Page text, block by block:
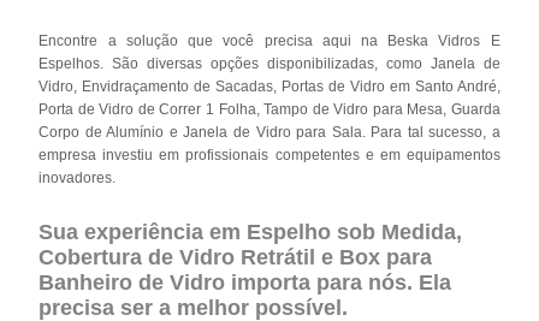
Encontre a solução que você precisa aqui na Beska Vidros E
Espelhos. São diversas opções disponibilizadas, como Janela de
Vidro, Envidraçamento de Sacadas, Portas de Vidro em Santo André,
Porta de Vidro de Correr 1 Folha, Tampo de Vidro para Mesa, Guarda
Corpo de Alumínio e Janela de Vidro para Sala. Para tal sucesso, a
empresa investiu em profissionais competentes e em equipamentos
inovadores.
Sua experiência em Espelho sob Medida,
Cobertura de Vidro Retrátil e Box para
Banheiro de Vidro importa para nós. Ela
precisa ser a melhor possível.